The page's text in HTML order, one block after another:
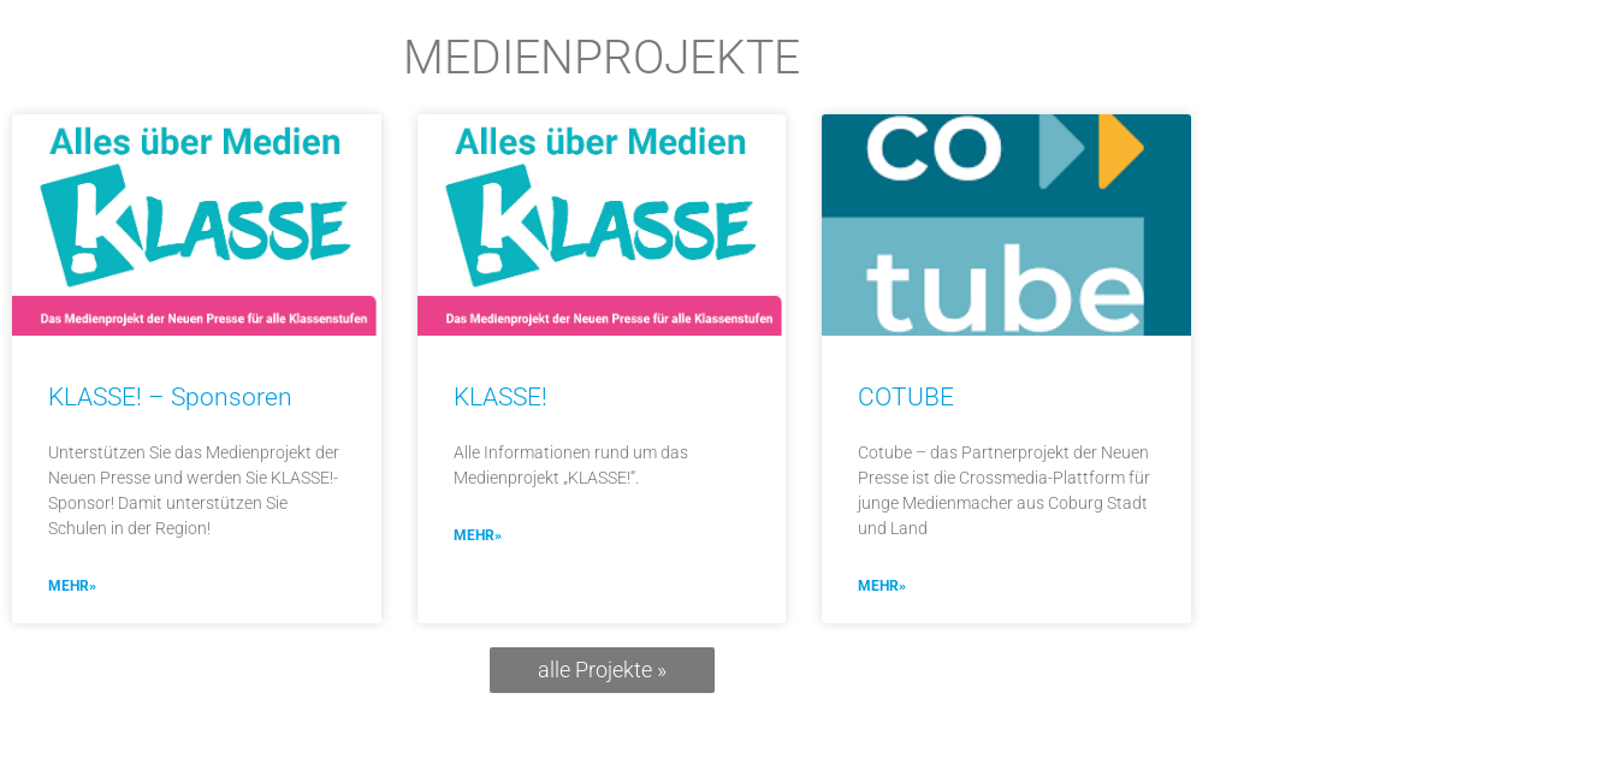
MEDIENPROJEKTE
KLASSE! – Sponsoren
Unterstützen Sie das Medienprojekt der
Neuen Presse und werden Sie KLASSE!-
Sponsor! Damit unterstützen Sie
Schulen in der Region!
MEHR»
KLASSE!
Alle Informationen rund um das
Medienprojekt „KLASSE!“.
MEHR»
COTUBE
Cotube – das Partnerprojekt der Neuen
Presse ist die Crossmedia-Plattform für
junge Medienmacher aus Coburg Stadt
und Land
MEHR»
alle Projekte »